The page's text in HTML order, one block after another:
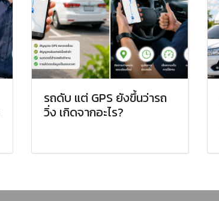
รถดับ แต่ GPS ยังขึ้นว่ารถ
วิ่ง เกิดจากอะไร?